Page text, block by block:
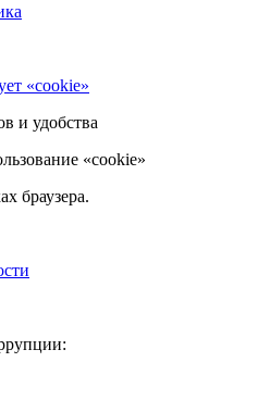
«cookie»
и удобства
«cookie»
браузера.